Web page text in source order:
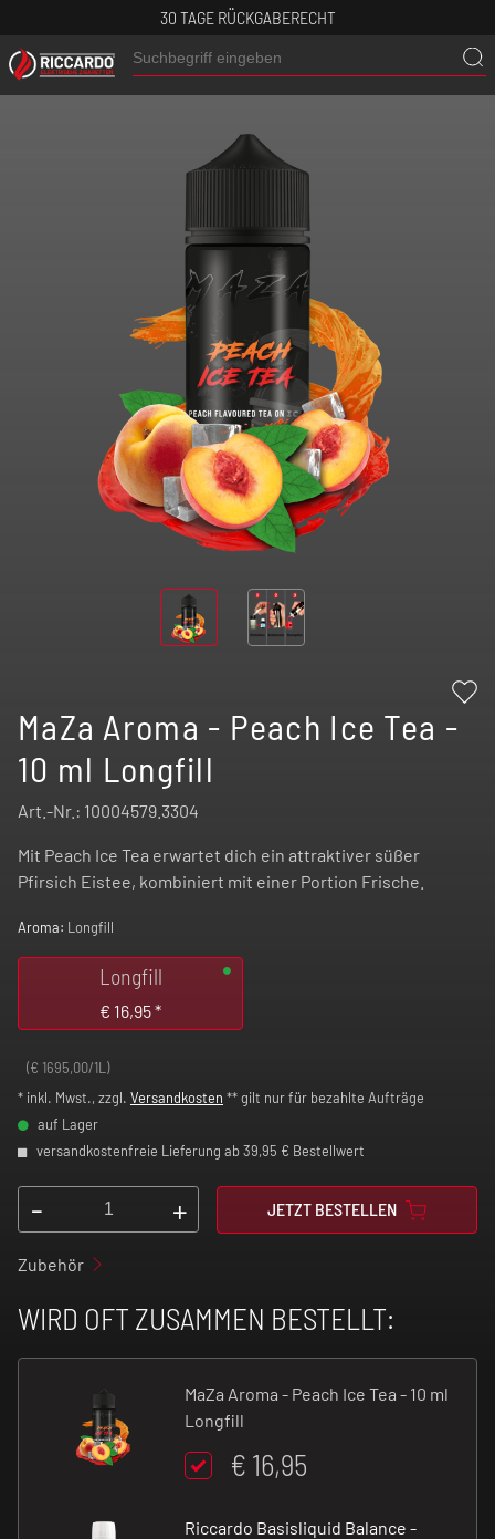
30 TAGE RÜCKGABERECHT
MaZa Aroma - Peach Ice Tea -
10 ml Longfill
Art.-Nr.: 10004579.3304
Mit Peach Ice Tea erwartet dich ein attraktiver süßer
Pfirsich Eistee, kombiniert mit einer Portion Frische.
Aroma: Longfill
Longfill
€ 16,95*
(€ 1695,00/1L)
* inkl. Mwst., zzgl. Versandkosten ** gilt nur für bezahlte Aufträge
auf Lager
versandkostenfreie Lieferung ab 39,95 € Bestellwert
- + JETZT BESTELLEN
Zubehör
WIRD OFT ZUSAMMEN BESTELLT:
MaZa Aroma - Peach Ice Tea - 10 ml
Longfill
€ 16,95
Riccardo Basisliquid Balance -